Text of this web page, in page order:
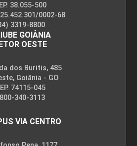
38.055-500
0002-68
3319-8800
GOIÂNIA
OESTE
dos Buritis, 485
Goiânia - GO
74115-045
340-3113
VIA CENTRO